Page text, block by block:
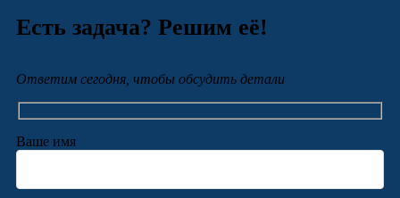
Есть задача? Решим её!
Ответим сегодня, чтобы обсудить детали
Ваше имя